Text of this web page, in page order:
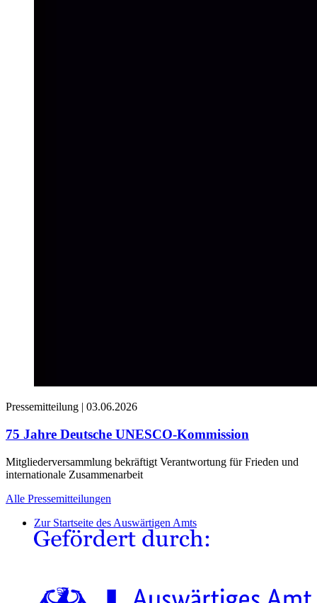
Pressemitteilung | 03.06.2026
75 Jahre Deutsche UNESCO-Kommission
Mitgliederversammlung bekräftigt Verantwortung für Frieden und
internationale Zusammenarbeit
Alle Pressemitteilungen
Zur Startseite des Auswärtigen Amts